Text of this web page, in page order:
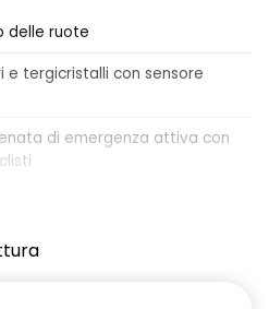
delle ruote
tergicristalli con sensore
di emergenza attiva con
e posteriori